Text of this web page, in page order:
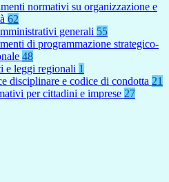
normativi su organizzazione e
62
generali 55
di programmazione strategico-
48
e leggi regionali 1
disciplinare e codice di condotta 21
per cittadini e imprese 27